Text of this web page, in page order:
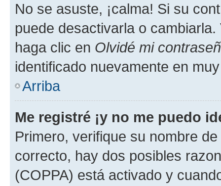
No se asuste, ¡calma! Si su
puede desactivarla o
haga clic en Olvidé mi
identificado nuevamente en
Arriba
Me registré ¡y no me puedo
Primero, verifique su nombre
correcto, hay dos posibles
(COPPA) está activado y